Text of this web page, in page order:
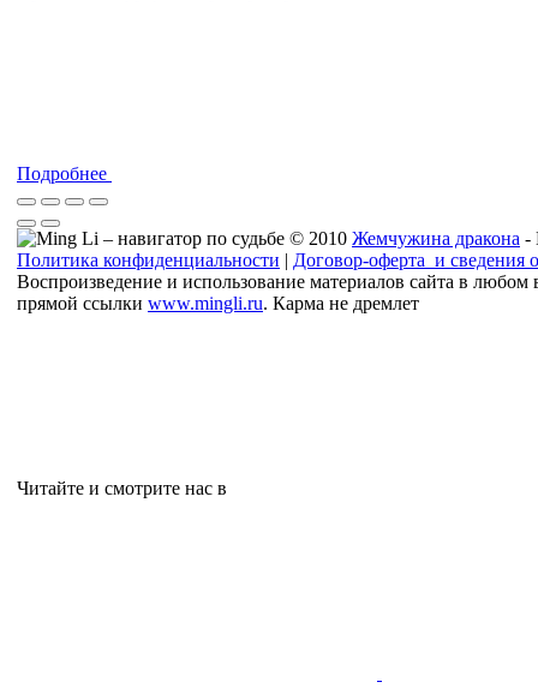
Подробнее
© 2010 Жемчужина дракона -
Политика конфиденциальности | Договор-оферта и сведения
Воспроизведение и использование материалов сайта в
прямой ссылки www.mingli.ru. Карма не дремлет
Читайте и смотрите нас в